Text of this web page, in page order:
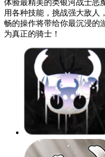
体验最精美的类银河战士恶
用各种技能，挑战强大敌人
畅的操作将带给你最沉浸的
为真正的骑士！